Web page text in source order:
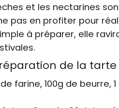
et les nectarines
pas en profiter pour
à préparer, elle
de la tarte
farine, 100g de beurre,